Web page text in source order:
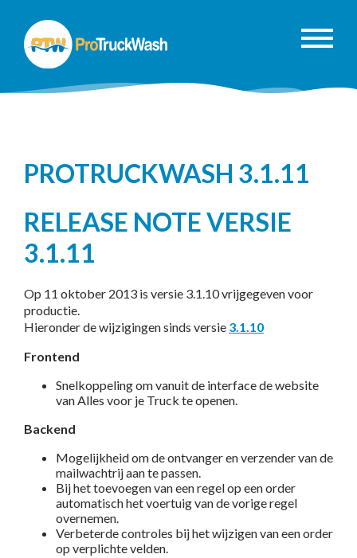
PROTRUCKWASH 3.1.11
RELEASE NOTE VERSIE
3.1.11
Op 11 oktober 2013 is versie 3.1.10 vrijgegeven voor
productie.
Hieronder de wijzigingen sinds versie 3.1.10
Frontend
Snelkoppeling om vanuit de interface de website
van Alles voor je Truck te openen.
Backend
Mogelijkheid om de ontvanger en verzender van de
mailwachtrij aan te passen.
Bij het toevoegen van een regel op een order
automatisch het voertuig van de vorige regel
overnemen.
Verbeterde controles bij het wijzigen van een order
op verplichte velden.